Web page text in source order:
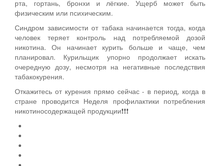
рта, гортань, бронхи и лёгкие. Ущерб может быть
физическим или психическим.
Синдром зависимости от табака начинается тогда, когда
человек теряет контроль над потребляемой дозой
никотина. Он начинает курить больше и чаще, чем
планировал. Курильщик упорно продолжает искать
очередную дозу, несмотря на негативные последствия
табакокурения.
Откажитесь от курения прямо сейчас - в период, когда в
стране проводится Неделя профилактики потребления
никотиносодержащей продукции❗❗❗